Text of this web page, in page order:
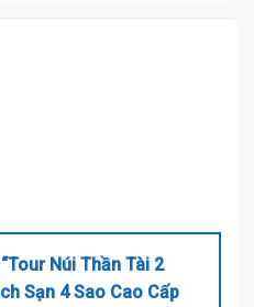
Núi Thần Tài 2
Sạn 4 Sao Cao Cấp